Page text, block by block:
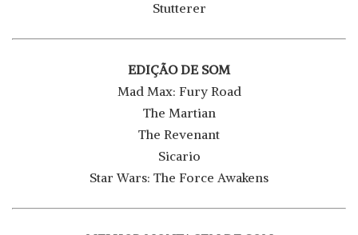
Stutterer
EDIÇÃO DE SOM
Mad Max: Fury Road
The Martian
The Revenant
Sicario
Star Wars: The Force Awakens